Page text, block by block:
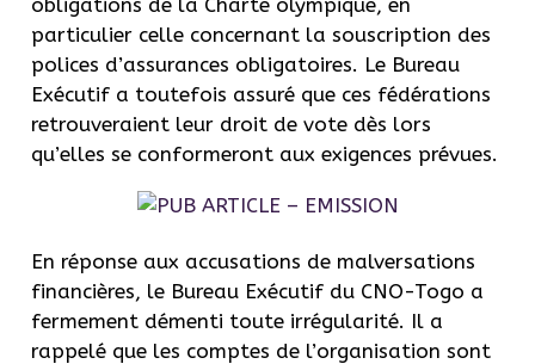
particulier celle concernant la souscription des
polices d’assurances obligatoires. Le Bureau
Exécutif a toutefois assuré que ces fédérations
retrouveraient leur droit de vote dès lors
qu’elles se conformeront aux exigences prévues.
En réponse aux accusations de malversations
financières, le Bureau Exécutif du CNO-Togo a
fermement démenti toute irrégularité. Il a
rappelé que les comptes de l’organisation sont